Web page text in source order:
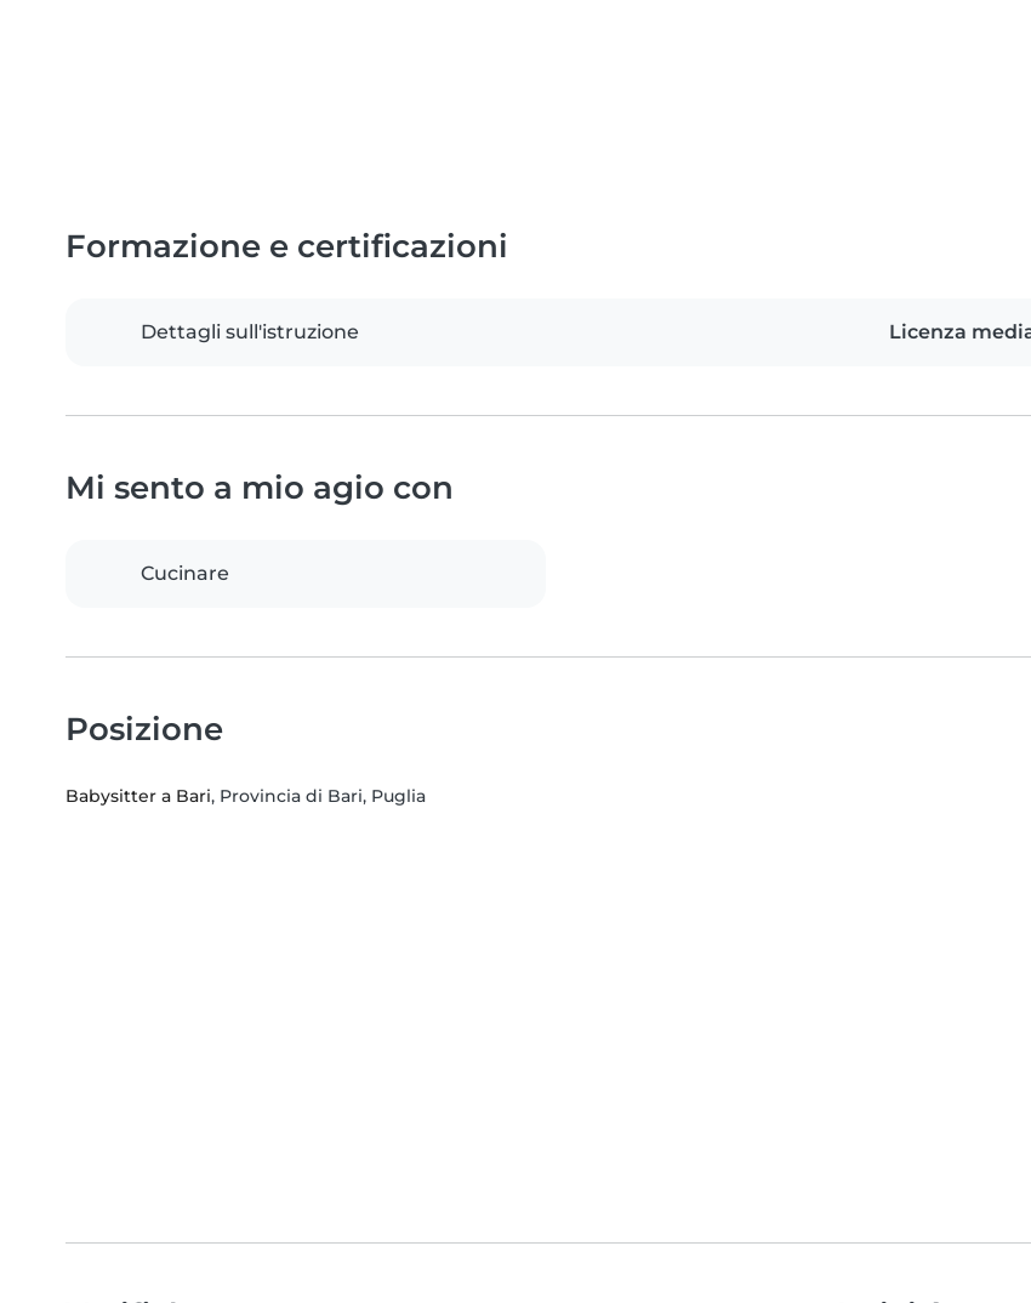
Formazione e certificazioni
Dettagli sull'istruzione Licenza
Mi sento a mio agio con
Cucinare
Posizione
Babysitter a Bari, Provincia di Bari, Puglia